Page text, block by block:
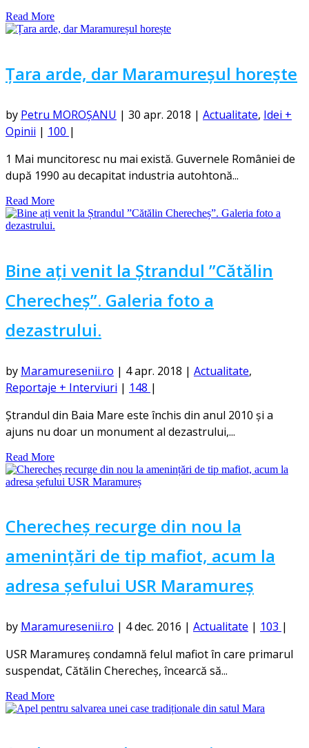
Read More
Țara arde, dar Maramureșul horește
by Petru MOROȘANU | 30 apr. 2018 | Actualitate, Idei +
Opinii | 100 |
1 Mai muncitoresc nu mai există. Guvernele României de
după 1990 au decapitat industria autohtonă...
Read More
Bine ați venit la Ștrandul ”Cătălin
Cherecheș”. Galeria foto a
dezastrului.
by Maramuresenii.ro | 4 apr. 2018 | Actualitate,
Reportaje + Interviuri | 148 |
Ștrandul din Baia Mare este închis din anul 2010 și a
ajuns nu doar un monument al dezastrului,...
Read More
Cherecheș recurge din nou la
amenințări de tip mafiot, acum la
adresa șefului USR Maramureș
by Maramuresenii.ro | 4 dec. 2016 | Actualitate | 103 |
USR Maramureş condamnă felul mafiot în care primarul
suspendat, Cătălin Cherecheş, încearcă să...
Read More